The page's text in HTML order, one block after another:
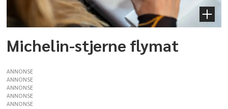
Michelin-stjerne flymat
ANNONSE
ANNONSE
ANNONSE
ANNONSE
ANNONSE